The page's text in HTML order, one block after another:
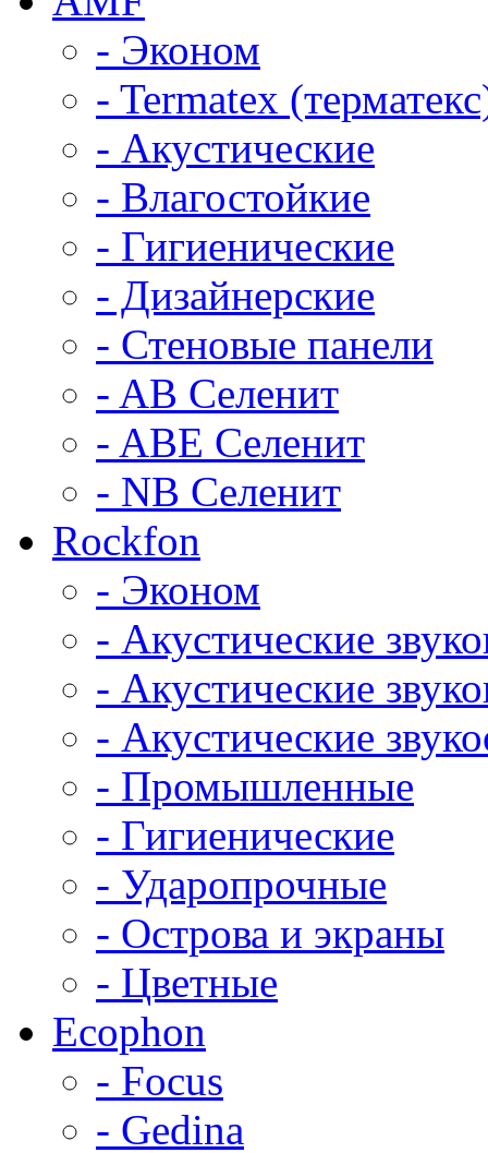
- Эконом
- Termatex
- Акустические
- Влагостойкие
- Гигиенические
- Дизайнерские
- Стеновые панели
- AB Селенит
- ABE Селенит
- NB Селенит
Rockfon
- Эконом
- Акустические
- Акустические
- Акустические
- Промышленные
- Гигиенические
- Ударопрочные
- Острова и экраны
- Цветные
Ecophon
- Focus
- Gedina